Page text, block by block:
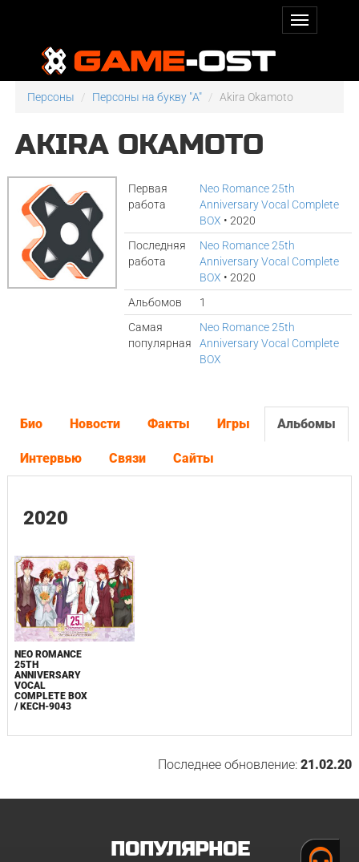
Персоны Персоны на букву "A" Akira Okamoto
AKIRA OKAMOTO
Первая
работа
Neo Romance 25th
Anniversary Vocal Complete
BOX • 2020
Последняя
работа
Neo Romance 25th
Anniversary Vocal Complete
BOX • 2020
Альбомов
1
Самая
популярная
Neo Romance 25th
Anniversary Vocal Complete
BOX
Био Новости Факты Игры Альбомы
Интервью Связи Сайты
2020
NEO ROMANCE
25TH
ANNIVERSARY
VOCAL
COMPLETE BOX
/ KECH-9043
Последнее обновление:21.02.20
ПОПУЛЯРНОЕ